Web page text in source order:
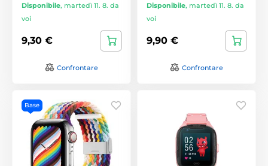
Disponibile, martedì 11. 8. da
voi
9,30 €
Confrontare
Disponibile, martedì 11. 8. da
voi
9,90 €
Confrontare
Base